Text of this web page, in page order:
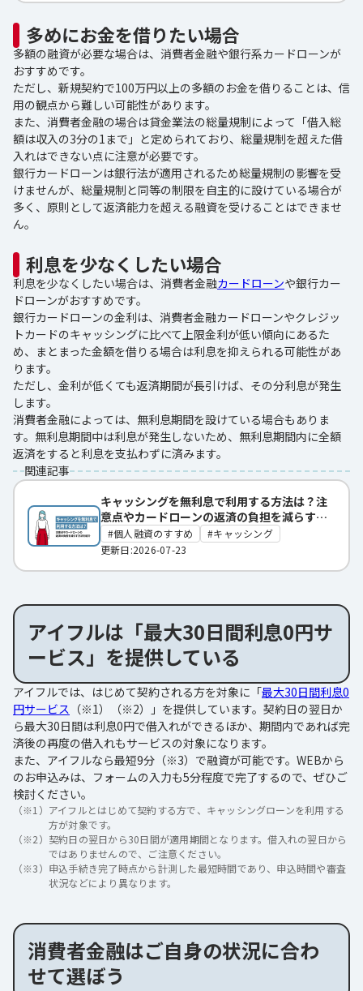
多めにお金を借りたい場合
多額の融資が必要な場合は、消費者金融や銀行系カードローンが
おすすめです。
ただし、新規契約で100万円以上の多額のお金を借りることは、信
用の観点から難しい可能性があります。
また、消費者金融の場合は貸金業法の総量規制によって「借入総
額は収入の3分の1まで」と定められており、総量規制を超えた借
入れはできない点に注意が必要です。
銀行カードローンは銀行法が適用されるため総量規制の影響を受
けませんが、総量規制と同等の制限を自主的に設けている場合が
多く、原則として返済能力を超える融資を受けることはできませ
ん。
利息を少なくしたい場合
利息を少なくしたい場合は、消費者金融カードローンや銀行カー
ドローンがおすすめです。
銀行カードローンの金利は、消費者金融カードローンやクレジッ
トカードのキャッシングに比べて上限金利が低い傾向にあるた
め、まとまった金額を借りる場合は利息を抑えられる可能性があ
ります。
ただし、金利が低くても返済期間が長引けば、その分利息が発生
します。
消費者金融によっては、無利息期間を設けている場合もありま
す。無利息期間中は利息が発生しないため、無利息期間内に全額
返済をすると利息を支払わずに済みます。
関連記事
キャッシングを無利息で利用する方法は？注
意点やカードローンの返済の負担を減らす方
法を紹介
個人融資のすすめ
キャッシング
更新日:2026-07-23
アイフルは「最大30日間利息0円サ
ービス」を提供している
アイフルでは、はじめて契約される方を対象に「最大30日間利息0
円サービス （※1）（※2）」を提供しています。契約日の翌日か
ら最大30日間は利息0円で借入れができるほか、期間内であれば完
済後の再度の借入れもサービスの対象になります。
また、アイフルなら最短9分（※3）で融資が可能です。WEBから
のお申込みは、フォームの入力も5分程度で完了するので、ぜひご
検討ください。
（※1） アイフルとはじめて契約する方で、キャッシングローンを利用する
方が対象です。
（※2） 契約日の翌日から30日間が適用期間となります。借入れの翌日から
ではありませんので、ご注意ください。
（※3） 申込手続き完了時点から計測した最短時間であり、申込時間や審査
状況などにより異なります。
消費者金融はご自身の状況に合わ
せて選ぼう